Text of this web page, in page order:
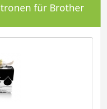
für Brother